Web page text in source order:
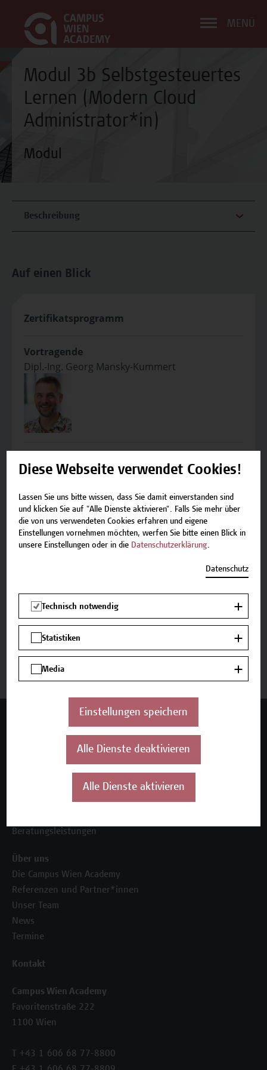
MENÜ
Modul 3b Selbstgesteuertes
Lernen (Modern Cloud
Administrator*in)
Modul
Beschreibung
Auf einen Blick
Zertifikatsprogramm
Vortragende
Dipl.-Ing. Georg Mansky-Kummert
FH Campus Wien
1100 Wien
Beschreibung
Termine und Bewerbung
Seminare und Zertifikatsprogramme
Beratungsleistungen
Über uns
Die Campus Wien Academy
Referenzen und Partner*innen
Unser Team
News
Termine
Kontakt
Campus Wien Academy
Favoritenstraße 222
1100 Wien
T +43 1 606 68 77-8800
Diese Webseite verwendet Cookies!
Lassen Sie uns bitte wissen, dass Sie damit einverstanden sind
und klicken Sie auf "Alle Dienste aktivieren". Falls Sie mehr über
die von uns verwendeten Cookies erfahren und eigene
Einstellungen vornehmen möchten, werfen Sie bitte einen Blick in
unsere Einstellungen oder in die Datenschutzerklärung.
Datenschutz
Technisch notwendig
Statistiken
Media
Einstellungen speichern
Alle Dienste deaktivieren
Alle Dienste aktivieren